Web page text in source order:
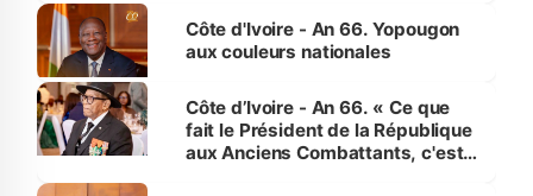
l'Etat de droit pour préserver les
vies humaines »
Côte d'Ivoire - An 66. Yopougon
aux couleurs nationales
Côte d’Ivoire - An 66. « Ce que
fait le Président de la République
aux Anciens Combattants, c'est